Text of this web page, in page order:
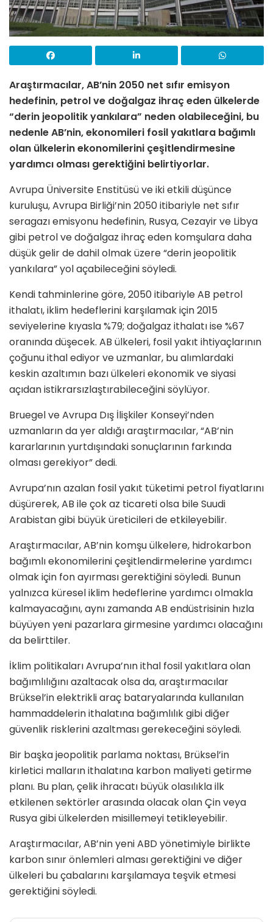
Araştırmacılar, AB’nin 2050 net sıfır emisyon
hedefinin, petrol ve doğalgaz ihraç eden ülkelerde
“derin jeopolitik yankılara” neden olabileceğini, bu
nedenle AB’nin, ekonomileri fosil yakıtlara bağımlı
olan ülkelerin ekonomilerini çeşitlendirmesine
yardımcı olması gerektiğini belirtiyorlar.
Avrupa Üniversite Enstitüsü ve iki etkili düşünce
kuruluşu, Avrupa Birliği’nin 2050 itibariyle net sıfır
seragazı emisyonu hedefinin, Rusya, Cezayir ve Libya
gibi petrol ve doğalgaz ihraç eden komşulara daha
düşük gelir de dahil olmak üzere “derin jeopolitik
yankılara” yol açabileceğini söyledi.
Kendi tahminlerine göre, 2050 itibariyle AB petrol
ithalatı, iklim hedeflerini karşılamak için 2015
seviyelerine kıyasla %79; doğalgaz ithalatı ise %67
oranında düşecek. AB ülkeleri, fosil yakıt ihtiyaçlarının
çoğunu ithal ediyor ve uzmanlar, bu alımlardaki
keskin azaltımın bazı ülkeleri ekonomik ve siyasi
açıdan istikrarsızlaştırabileceğini söylüyor.
Bruegel ve Avrupa Dış İlişkiler Konseyi’nden
uzmanların da yer aldığı araştırmacılar, “AB’nin
kararlarının yurtdışındaki sonuçlarının farkında
olması gerekiyor” dedi.
Avrupa’nın azalan fosil yakıt tüketimi petrol fiyatlarını
düşürerek, AB ile çok az ticareti olsa bile Suudi
Arabistan gibi büyük üreticileri de etkileyebilir.
Araştırmacılar, AB’nin komşu ülkelere, hidrokarbon
bağımlı ekonomilerini çeşitlendirmelerine yardımcı
olmak için fon ayırması gerektiğini söyledi. Bunun
yalnızca küresel iklim hedeflerine yardımcı olmakla
kalmayacağını, aynı zamanda AB endüstrisinin hızla
büyüyen yeni pazarlara girmesine yardımcı olacağını
da belirttiler.
İklim politikaları Avrupa’nın ithal fosil yakıtlara olan
bağımlılığını azaltacak olsa da, araştırmacılar
Brüksel’in elektrikli araç bataryalarında kullanılan
hammaddelerin ithalatına bağımlılık gibi diğer
güvenlik risklerini azaltması gerekeceğini söyledi.
Bir başka jeopolitik parlama noktası, Brüksel’in
kirletici malların ithalatına karbon maliyeti getirme
planı. Bu plan, çelik ihracatı büyük olasılıkla ilk
etkilenen sektörler arasında olacak olan Çin veya
Rusya gibi ülkelerden misillemeyi tetikleyebilir.
Araştırmacılar, AB’nin yeni ABD yönetimiyle birlikte
karbon sınır önlemleri alması gerektiğini ve diğer
ülkeleri bu çabalarını karşılamaya teşvik etmesi
gerektiğini söyledi.